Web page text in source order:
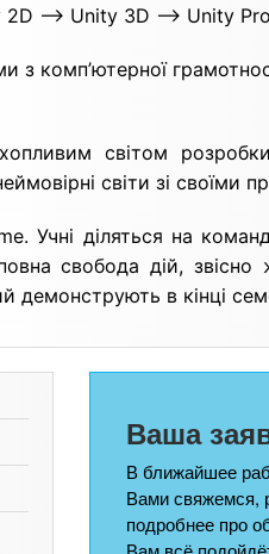
—> Unity 3D —> Unity Pro
з комп’ютерної
світом
світи зі своїми
Учні діляться на
свобода дій,
демонструють в кінці
Ваша
В ближайшее
Вами свяжемся,
подробнее про